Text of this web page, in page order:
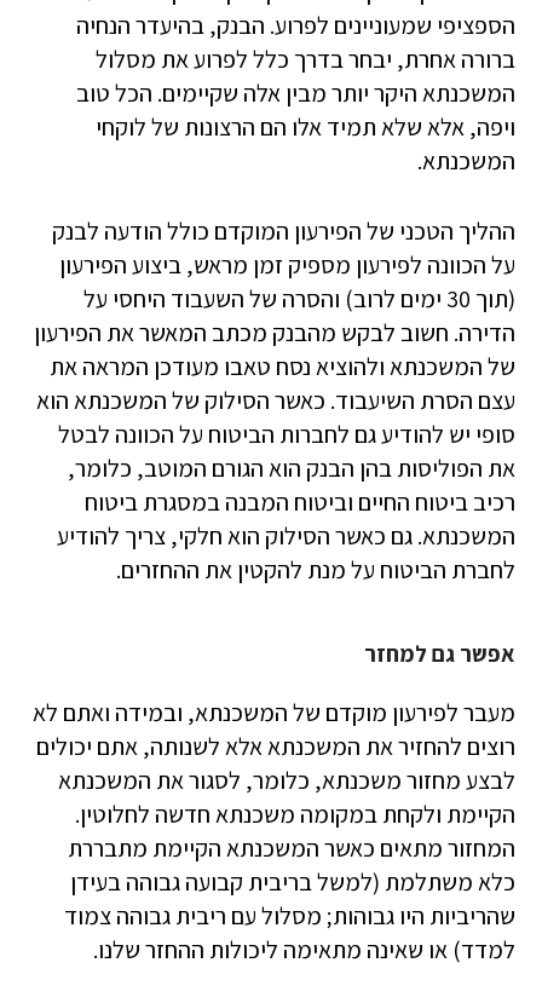
הספציפי שמעוניינים לפרוע. הבנק, בהיעדר הנחיה
ברורה אחרת, יבחר בדרך כלל לפרוע את מסלול
המשכנתא היקר יותר מבין אלה שקיימים. הכל טוב
ויפה, אלא שלא תמיד אלו הם הרצונות של לוקחי
המשכנתא.
ההליך הטכני של הפירעון המוקדם כולל הודעה לבנק
על הכוונה לפירעון מספיק זמן מראש, ביצוע הפירעון
(תוך 30 ימים לרוב) והסרה של השעבוד היחסי על
הדירה. חשוב לבקש מהבנק מכתב המאשר את הפירעון
של המשכנתא ולהוציא נסח טאבו מעודכן המראה את
עצם הסרת השיעבוד. כאשר הסילוק של המשכנתא הוא
סופי יש להודיע גם לחברות הביטוח על הכוונה לבטל
את הפוליסות בהן הבנק הוא הגורם המוטב, כלומר,
רכיב ביטוח החיים וביטוח המבנה במסגרת ביטוח
המשכנתא. גם כאשר הסילוק הוא חלקי, צריך להודיע
לחברת הביטוח על מנת להקטין את ההחזרים.
אפשר גם למחזר
מעבר לפירעון מוקדם של המשכנתא, ובמידה ואתם לא
רוצים להחזיר את המשכנתא אלא לשנותה, אתם יכולים
לבצע מחזור משכנתא, כלומר, לסגור את המשכנתא
הקיימת ולקחת במקומה משכנתא חדשה לחלוטין.
המחזור מתאים כאשר המשכנתא הקיימת מתבררת
כלא משתלמת (למשל בריבית קבועה גבוהה בעידן
שהריביות היו גבוהות; מסלול עם ריבית גבוהה צמוד
למדד) או שאינה מתאימה ליכולות ההחזר שלנו.